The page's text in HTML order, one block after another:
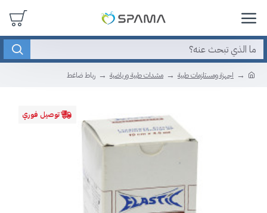
اجهزة ومستلزمات طبية مشدات طبية ورياضية رباط ضاغط
توصيل فوري